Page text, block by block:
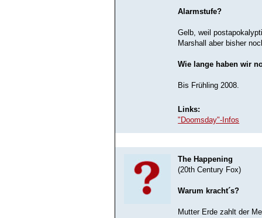
Alarmstufe?
Gelb, weil
Marshall aber bisher
Wie lange haben wir
Bis Frühling 2008.
Links:
"Doomsday"-Infos
The Happening
(20th Century Fox)
Warum kracht´s?
Mutter Erde zahlt der